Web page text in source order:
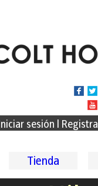
sesión |
Tienda